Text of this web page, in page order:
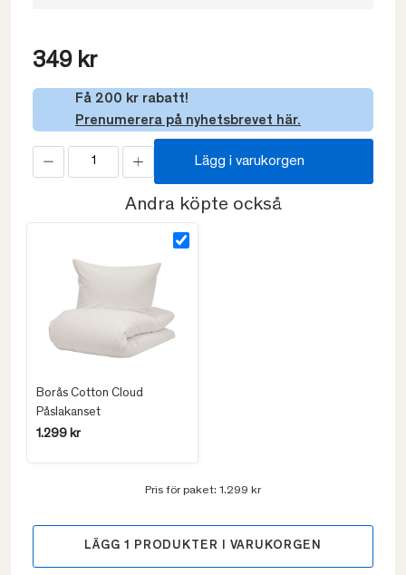
349 kr
Få 200 kr rabatt!
Prenumerera på nyhetsbrevet här.
Lägg i varukorgen
Andra köpte också
Borås Cotton Cloud
Påslakanset
1.299 kr
Pris för paket: 1.299 kr
LÄGG 1 PRODUKTER I VARUKORGEN